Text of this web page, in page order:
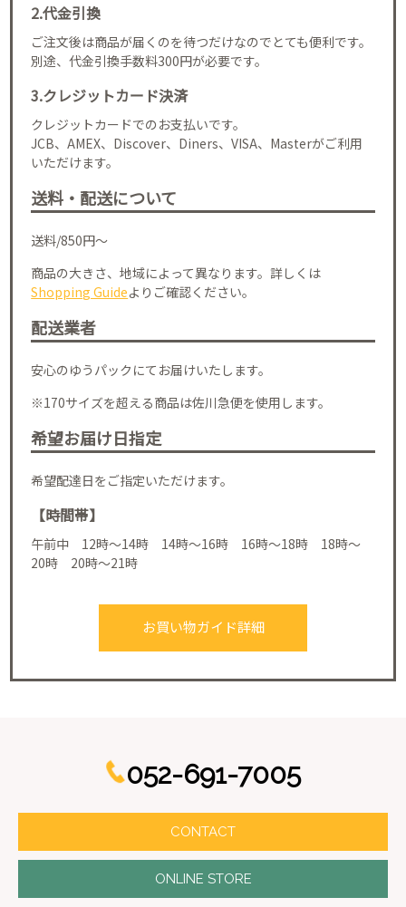
2.代金引換
ご注文後は商品が届くのを待つだけなのでとても便利です。
別途、代金引換手数料300円が必要です。
3.クレジットカード決済
クレジットカードでのお支払いです。
JCB、AMEX、Discover、Diners、VISA、Masterがご利用
いただけます。
送料・配送について
送料/850円～
商品の大きさ、地域によって異なります。詳しくは
Shopping Guideよりご確認ください。
配送業者
安心のゆうパックにてお届けいたします。
※170サイズを超える商品は佐川急便を使用します。
希望お届け日指定
希望配達日をご指定いただけます。
【時間帯】
午前中 12時～14時 14時～16時 16時～18時 18時～
20時 20時～21時
お買い物ガイド詳細
052-691-7005
CONTACT
ONLINE STORE